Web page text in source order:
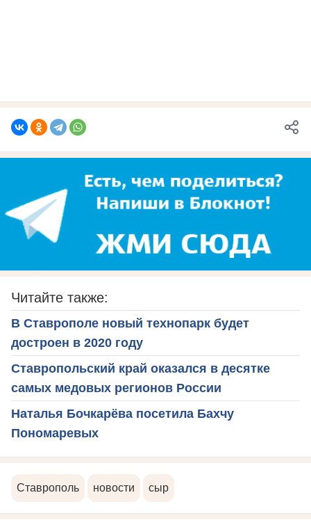
Читайте также:
В Ставрополе новый технопарк будет
достроен в 2020 году
Ставропольский край оказался в десятке
самых медовых регионов России
Наталья Бочкарёва посетила Бахчу
Пономаревых
Ставрополь новости сыр